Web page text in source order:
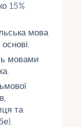
15%
мова
мовами
та